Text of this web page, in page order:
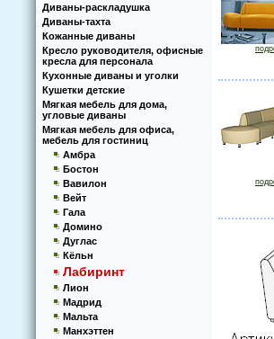
Диваны-раскладушка
Диваны-тахта
Кoжанные диваны
Кресло руководителя, офисные
кресла для персонала
Кухoнные диваны и угoлки
Кушетки детские
Мягкая мебель для дома,
угловые диваны
Мягкая мебель для офиса,
мебель для гостиниц
Амбра
Бостон
Вавилон
Вейт
Гала
Домино
Дуглас
Кёльн
Лабиринт
Лион
Мадрид
Мальта
Манхэттен